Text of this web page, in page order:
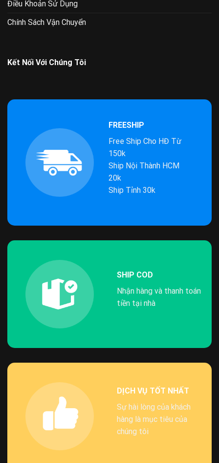
Điều Khoản Sử Dụng
Chính Sách Vận Chuyển
Kết Nối Với Chúng Tôi
FREESHIP
Free Ship Cho HĐ Từ
150k
Ship Nội Thành HCM
20k
Ship Tỉnh 30k
SHIP COD
Nhận hàng và thanh toán
tiền tại nhà
DỊCH VỤ TỐT NHẤT
Sự hài lòng của khách
hàng là mục tiêu của
chúng tôi